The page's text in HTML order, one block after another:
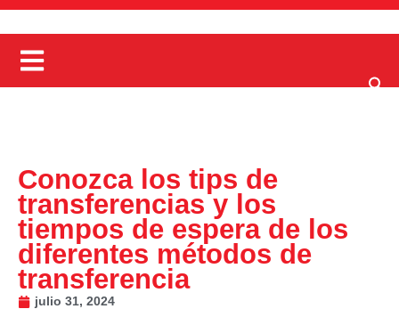
Conozca los tips de
transferencias y los
tiempos de espera de los
diferentes métodos de
transferencia
julio 31, 2024